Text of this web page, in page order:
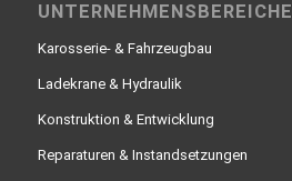
UNTERNEHMENSBEREICHE
Karosserie- & Fahrzeugbau
Ladekrane & Hydraulik
Konstruktion & Entwicklung
Reparaturen & Instandsetzungen